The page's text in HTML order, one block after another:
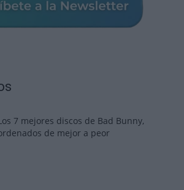
7 mejores discos de Bad Bunny,
de mejor a peor